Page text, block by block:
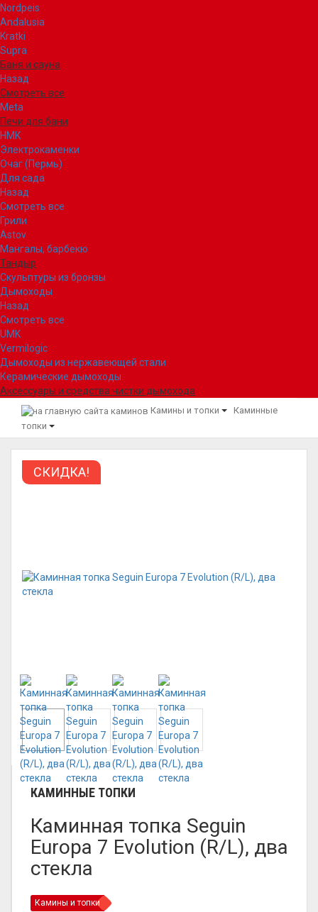
Nordpeis
Andalusia
Kratki
Supra
Баня и сауна
Назад
Смотреть все
Meta
Печи для бани
НМК
Электрокаменки
Очаг (Пермь)
Для сада
Назад
Смотреть все
Грили
Astov
Мангалы, барбекю
Тандыр
Скульптуры из бронзы
Дымоходы
Назад
Смотреть все
UMK
Vermilogic
Дымоходы из нержавеющей стали
Керамические дымоходы
Аксессуары и средства чистки дымохода
Камины и топки
Каминные
топки
СКИДКА!
КАМИННЫЕ ТОПКИ
Каминная топка Seguin
Europa 7 Evolution (R/L), два
стекла
Камины и топки